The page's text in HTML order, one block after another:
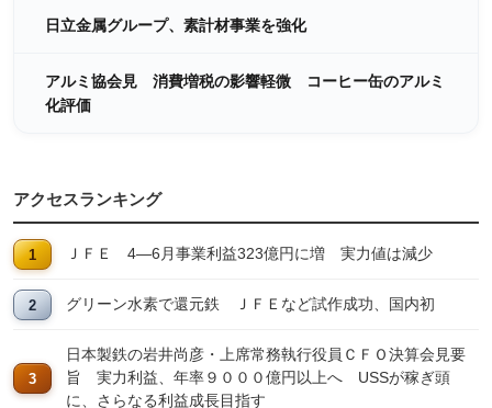
日立金属グループ、素計材事業を強化
アルミ協会見 消費増税の影響軽微 コーヒー缶のアルミ
化評価
アクセスランキング
ＪＦＥ 4―6月事業利益323億円に増 実力値は減少
グリーン水素で還元鉄 ＪＦＥなど試作成功、国内初
日本製鉄の岩井尚彦・上席常務執行役員ＣＦＯ決算会見要
旨 実力利益、年率９０００億円以上へ USSが稼ぎ頭
に、さらなる利益成長目指す